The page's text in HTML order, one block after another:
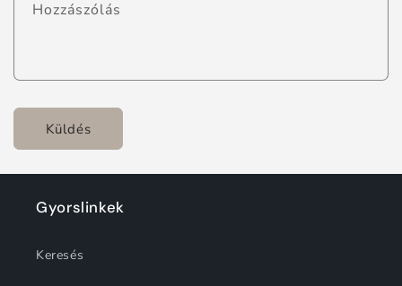
Hozzászólás
Küldés
Gyorslinkek
Keresés